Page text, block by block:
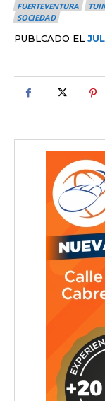
FUERTEVENTURA
SOCIEDAD
PUBLCADO EL